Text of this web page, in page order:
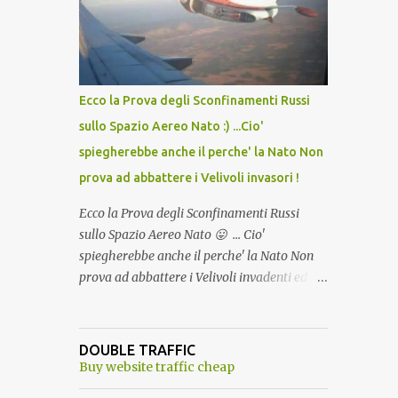
lo scopo della temperatura? Qualcuno a suo
tempo ribattezzo' il Vaccino come: l' Amaro
del Capo, era "spettacolare Ghiacciato, ma
andava bene anche, a Temperatura
Ambiente"! Riproponiamo l'articolo per NON
Ecco la Prova degli Sconfinamenti Russi
sullo Spazio Aereo Nato :) ...Cio'
spiegherebbe anche il perche' la Nato Non
prova ad abbattere i Velivoli invasori !
Ecco la Prova degli Sconfinamenti Russi
sullo Spazio Aereo Nato 😛 ... Cio'
spiegherebbe anche il perche' la Nato Non
prova ad abbattere i Velivoli invadenti ed
alcuna notizia di un'invasione dello spazio
aereo NATO da parte di un robot chiamato
DOUBLE TRAFFIC
Buy website traffic cheap